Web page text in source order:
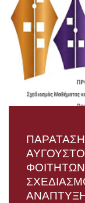
ΑΝΑΠΤΥΞΗ